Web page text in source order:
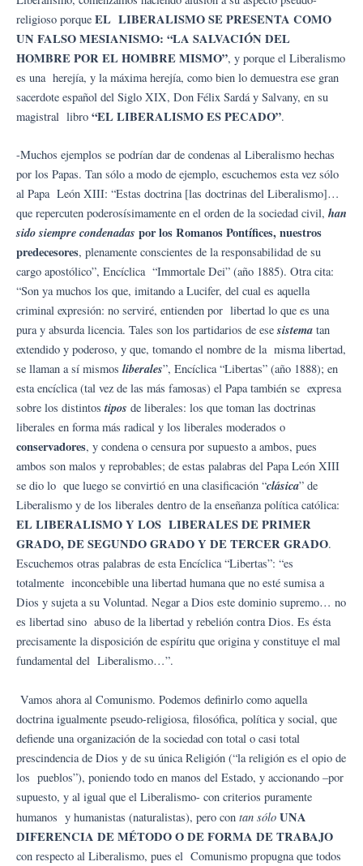
religioso porque EL LIBERALISMO SE PRESENTA COMO
UN FALSO MESIANISMO: “LA SALVACIÓN DEL
HOMBRE POR EL HOMBRE MISMO”, y porque el Liberalismo
es una herejía, y la máxima herejía, como bien lo demuestra ese gran
sacerdote español del Siglo XIX, Don Félix Sardá y Salvany, en su
magistral libro “EL LIBERALISMO ES PECADO”.
-Muchos ejemplos se podrían dar de condenas al Liberalismo hechas
por los Papas. Tan sólo a modo de ejemplo, escuchemos esta vez sólo
al Papa León XIII: “Estas doctrina [las doctrinas del Liberalismo]…
que repercuten poderosísimamente en el orden de la sociedad civil, han
sidosiemprecondenadas por los Romanos Pontífices, nuestros
predecesores, plenamente conscientes de la responsabilidad de su
cargo apostólico”, Encíclica “Immortale Dei” (año 1885). Otra cita:
“Son ya muchos los que, imitando a Lucifer, del cual es aquella
criminal expresión: no serviré, entienden por libertad lo que es una
pura y absurda licencia. Tales son los partidarios de esesistema tan
extendido y poderoso, y que, tomando el nombre de la misma libertad,
se llaman a sí mismos liberales”, Encíclica “Libertas” (año 1888); en
esta encíclica (tal vez de las más famosas) el Papa también se expresa
sobre los distintos tipos de liberales: los que toman las doctrinas
liberales en forma más radical y los liberales moderados o
conservadores, y condena o censura por supuesto a ambos, pues
ambos son malos y reprobables; de estas palabras del Papa León XIII
se dio lo que luego se convirtió en una clasificación “clásica” de
Liberalismo y de los liberales dentro de la enseñanza política católica:
EL LIBERALISMO Y LOS LIBERALES DE PRIMER
GRADO, DE SEGUNDO GRADO Y DE TERCER GRADO.
Escuchemos otras palabras de esta Encíclica “Libertas”: “es
totalmente inconcebible una libertad humana que no esté sumisa a
Dios y sujeta a su Voluntad. Negar a Dios este dominio supremo… no
es libertad sino abuso de la libertad y rebelión contra Dios. Es ésta
precisamente la disposición de espíritu que origina y constituye el mal
fundamental del Liberalismo…”.
Vamos ahora al Comunismo. Podemos definirlo como aquella
doctrina igualmente pseudo-religiosa, filosófica, política y social, que
defiende una organización de la sociedad con total o casi total
prescindencia de Dios y de su única Religión (“la religión es el opio de
los pueblos”), poniendo todo en manos del Estado, y accionando –por
supuesto, y al igual que el Liberalismo- con criterios puramente
humanos y humanistas (naturalistas), pero con tan sólo UNA
DIFERENCIA DE MÉTODO O DE FORMA DE TRABAJO
con respecto al Liberalismo, pues el Comunismo propugna que todos